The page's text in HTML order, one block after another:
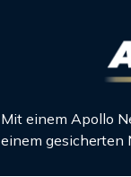
Mit einem Apollo
einem gesicherten